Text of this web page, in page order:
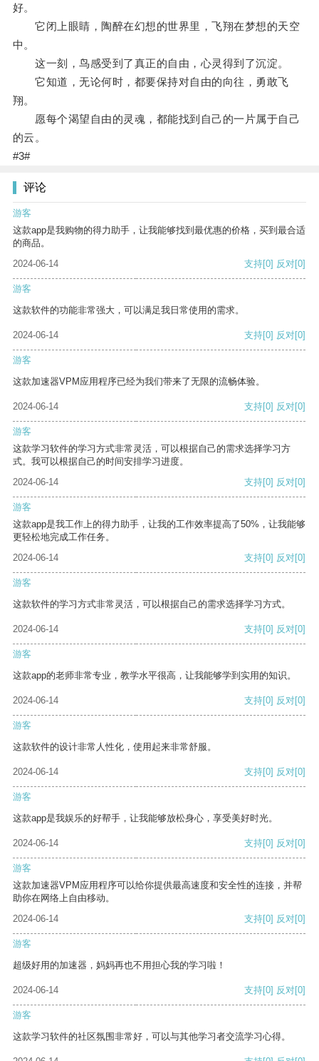
好。
它闭上眼睛，陶醉在幻想的世界里，飞翔在梦想的天空
中。
这一刻，鸟感受到了真正的自由，心灵得到了沉淀。
它知道，无论何时，都要保持对自由的向往，勇敢飞
翔。
愿每个渴望自由的灵魂，都能找到自己的一片属于自己
的云。
#3#
评论
游客
这款app是我购物的得力助手，让我能够找到最优惠的价格，买到最合适
的商品。
2024-06-14
支持[0] 反对[0]
游客
这款软件的功能非常强大，可以满足我日常使用的需求。
2024-06-14 支持[0] 反对[0]
游客
这款加速器VPM应用程序已经为我们带来了无限的流畅体验。
2024-06-14 支持[0] 反对[0]
游客
这款学习软件的学习方式非常灵活，可以根据自己的需求选择学习方
式。我可以根据自己的时间安排学习进度。
2024-06-14
支持[0] 反对[0]
游客
这款app是我工作上的得力助手，让我的工作效率提高了50%，让我能够
更轻松地完成工作任务。
2024-06-14
支持[0] 反对[0]
游客
这款软件的学习方式非常灵活，可以根据自己的需求选择学习方式。
2024-06-14 支持[0] 反对[0]
游客
这款app的老师非常专业，教学水平很高，让我能够学到实用的知识。
2024-06-14 支持[0] 反对[0]
游客
这款软件的设计非常人性化，使用起来非常舒服。
2024-06-14 支持[0] 反对[0]
游客
这款app是我娱乐的好帮手，让我能够放松身心，享受美好时光。
2024-06-14 支持[0] 反对[0]
游客
这款加速器VPM应用程序可以给你提供最高速度和安全性的连接，并帮
助你在网络上自由移动。
2024-06-14
支持[0] 反对[0]
游客
超级好用的加速器，妈妈再也不用担心我的学习啦！
2024-06-14 支持[0] 反对[0]
游客
这款学习软件的社区氛围非常好，可以与其他学习者交流学习心得。